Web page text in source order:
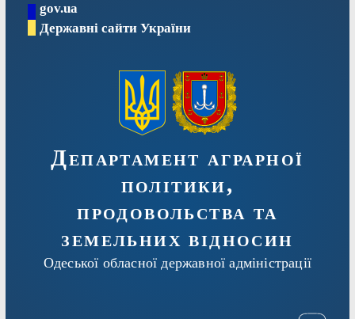
Перейтиgov.ua
Державні сайти України
Департамент аграрної
політики,
продовольства та
земельних відносин
Одеської обласної державної адміністрації